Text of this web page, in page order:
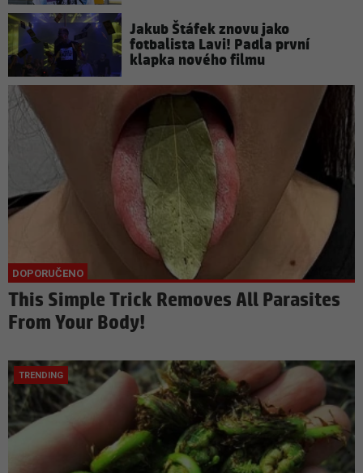
Jakub Štáfek znovu jako
fotbalista Lavi! Padla první
klapka nového filmu
This Simple Trick Removes All Parasites
From Your Body!